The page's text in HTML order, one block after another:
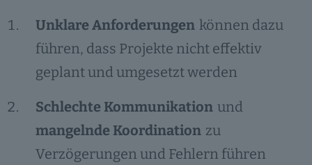
Unklare Anforderungen können dazu
führen, dass Projekte nicht effektiv
geplant und umgesetzt werden
Schlechte Kommunikation und
mangelnde Koordination zu
Verzögerungen und Fehlern führen